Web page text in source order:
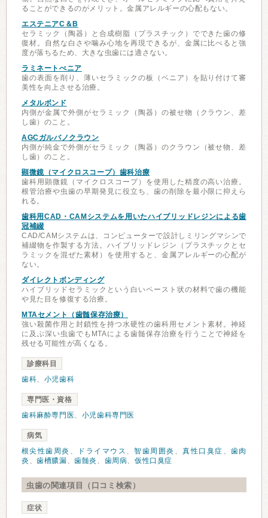
ることができるのがメリット。金属アレルギーの心配もない。
エステニアC＆B
セラミック（陶器）と合成樹脂（プラスチック）でできた歯の修
復材。自然な白さや噛み心地を再現できるが、金属に比べると強
度が落ちるため、大きな虫歯には適さない。
ラミネートべニア
歯の表面を削り、薄いセラミックの板（ベニア）を貼り付けて審
美性を向上させる治療。
メタルボンド
内側が金属で外側がセラミック（陶器）の被せ物（クラウン、差
し歯）のこと。
AGCガルバノクラウン
内側が純金で外側がセラミック（陶器）のクラウン（被せ物、差
し歯）のこと。
顕微鏡（マイクロスコープ）歯科治療
歯科用顕微鏡（マイクロスコープ）を使用した精度の高い治療。
根管治療や虫歯の早期発見に役立ち、歯の削除を最小限に抑えら
れる。
歯科用CAD・CAMシステムを用いたハイブリッドレジンによる歯
冠補綴
CAD/CAMシステムは、コンピューターで設計しミリングマシンで
補綴物を作製する方法。ハイブリッドレジン（プラスチックとセ
ラミックを混ぜた素材）を使用すると、金属アレルギーの心配が
ない。
ダイレクトボンディング
ハイブリッドセラミックという白いペースト状の材料で歯の機能
や見た目を修復する治療。
MTAセメント（歯髄保存治療）
強い殺菌作用と封鎖性を持つ水硬性の歯科用セメント素材。神経
に及ぶ深い虫歯でもMTAによる歯髄保存治療を行うことで神経を
残せる可能性が高くなる。
診療科目
歯科、 小児歯科
専門医・資格
歯科麻酔専門医、 小児歯科専門医
病気
根尖性歯周炎 、 ドライマウス 、智歯周囲炎 、真性口臭症 、 歯肉
炎 、歯槽膿漏、歯髄炎 、 歯周病、仮性口臭症
虫歯の関連項目（口コミ検索）
症状